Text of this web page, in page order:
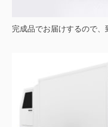
完成品でお届けするので、